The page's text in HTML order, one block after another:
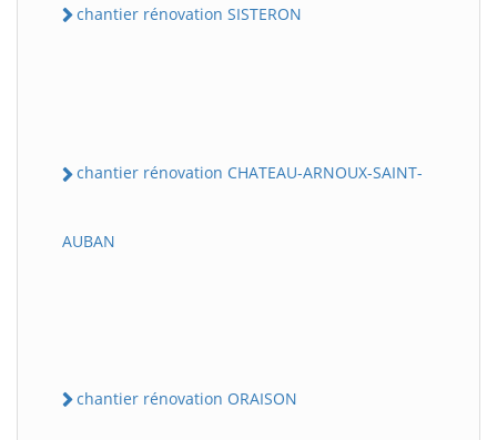
chantier rénovation SISTERON
chantier rénovation CHATEAU-ARNOUX-SAINT-
AUBAN
chantier rénovation ORAISON